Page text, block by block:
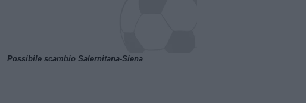
Possibile scambio Salernitana-Siena